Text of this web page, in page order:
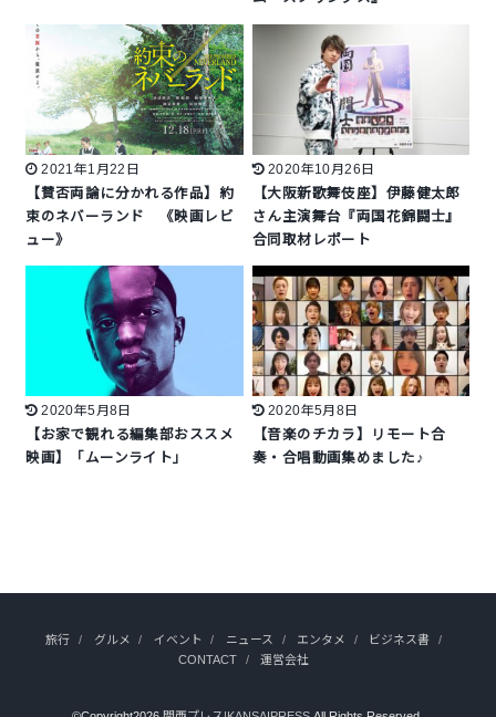
2021年1月22日
【賛否両論に分かれる作品】約
束のネバーランド 《映画レビ
ュー》
2020年10月26日
【大阪新歌舞伎座】伊藤健太郎
さん主演舞台『両国花錦闘士』
合同取材レポート
2020年5月8日
【お家で観れる編集部おススメ
映画】「ムーンライト」
2020年5月8日
【音楽のチカラ】リモート合
奏・合唱動画集めました♪
旅行 グルメ イベント ニュース エンタメ
ビジネス書
CONTACT
運営会社